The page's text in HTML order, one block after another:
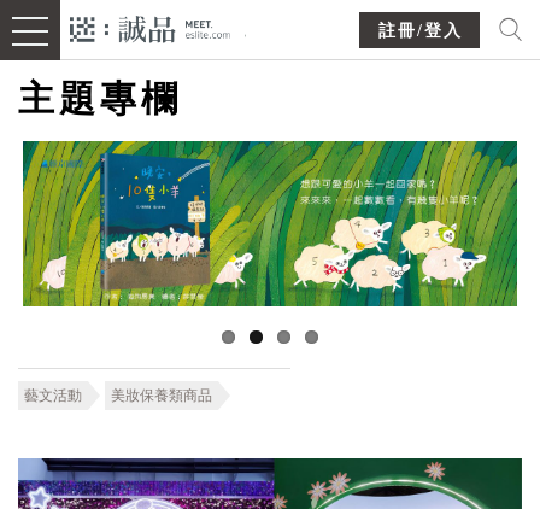
註冊/登入
主題專欄
藝文活動 美妝保養類商品